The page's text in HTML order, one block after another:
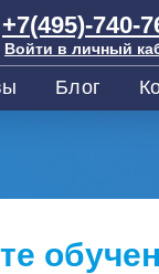
+7(495)-740-
Войти в личный
Блог